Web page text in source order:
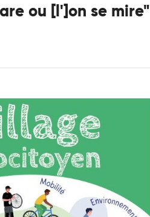
ou [l']on se mire"